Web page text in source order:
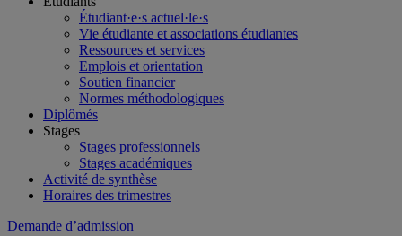
Étudiant·e·s actuel·le·s
Vie étudiante et associations étudiantes
Ressources et services
Emplois et orientation
Soutien financier
Normes méthodologiques
Diplômés
Stages
Stages professionnels
Stages académiques
Activité de synthèse
Horaires des trimestres
Demande d’admission